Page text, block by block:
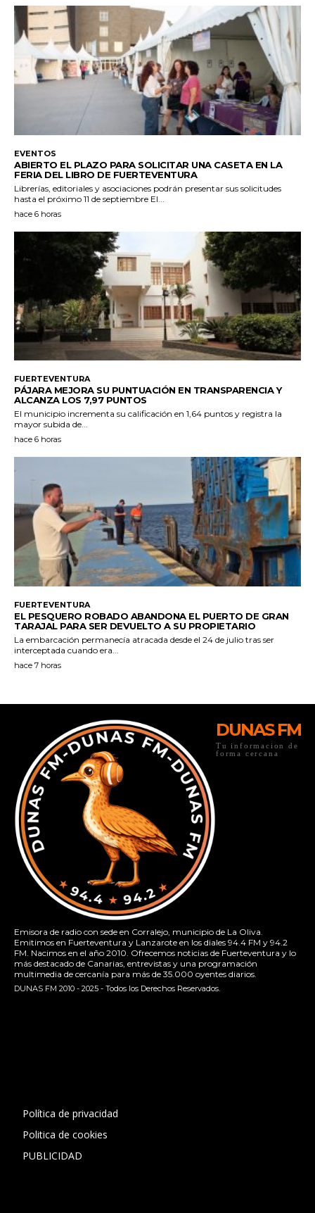
DUNAS FM
Tu informacion de
forma cercana
Emisora de radio con sede en Corralejo, municipio de La Oliva.
Emitimos en Fuerteventura y Lanzarote en los diales 94.4 FM y 94.2
FM. Nacimos en el año 2010. Ofrecemos noticias de Fuerteventura y lo
más destacado de Canarias, entrevistas y una programación
multimedia de cercanía para más de 35.000 oyentes diarios.
DUNAS FM 2010 - 2025 - Todos los Derechos Reservados.
Política de privacidad
Politica de cookies
PUBLICIDAD